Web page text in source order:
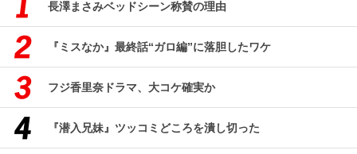
長澤まさみベッドシーン称賛の理由
『ミスなか』最終話“ガロ編”に落胆したワケ
フジ香里奈ドラマ、大コケ確実か
『潜入兄妹』ツッコミどころを潰し切った